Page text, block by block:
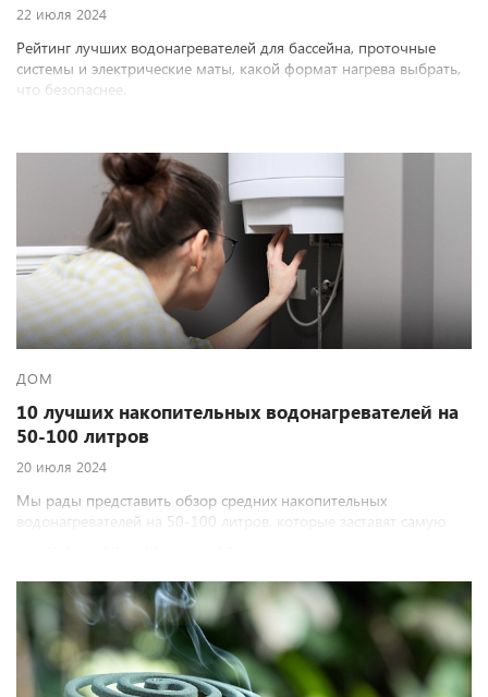
22 июля 2024
Рейтинг лучших водонагревателей для бассейна, проточные
системы и электрические маты, какой формат нагрева выбрать,
что безопаснее.
ДОМ
10 лучших накопительных водонагревателей на
50-100 литров
20 июля 2024
Мы рады представить обзор средних накопительных
водонагревателей на 50-100 литров, которые заставят самую